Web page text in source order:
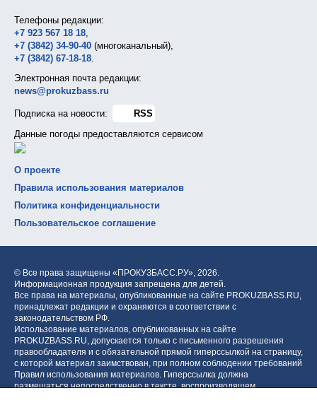
Телефоны редакции:
+7 923 567 18 18,
+7 (3842) 34-90-40 (многоканальный),
+7 (3842) 67-18-18.
Электронная почта редакции:
news@prokuzbass.ru
Подписка на новости:
RSS
Данные погоды предоставляются сервисом
О проекте
Правила использования материалов
Политика конфиденциальности
Пользовательское соглашение
© Все права защищены «ПРОКУЗБАСС.РУ», 2026.
Информационная продукция запрещена для детей.
Все права на материалы, опубликованные на сайте PROKUZBASS.RU,
принадлежат редакции и охраняются в соответствии с
законодательством РФ.
Использование материалов, опубликованных на сайте
PROKUZBASS.RU, допускается только с письменного разрешения
правообладателя и с обязательной прямой гиперссылкой на страницу,
с которой материал заимствован, при полном соблюдении требований
Правил использования материалов. Гиперссылка должна
размещаться непосредственно в тексте, воспроизводящем